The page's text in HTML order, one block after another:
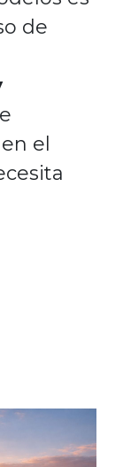
de
el